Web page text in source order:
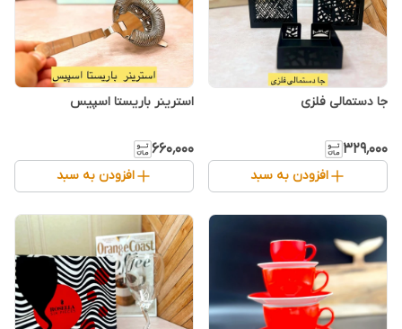
جا دستمالی فلزی
۳۲۹٬۰۰۰
افزودن به سبد
استرینر باریستا اسپیس
۶۶۰٬۰۰۰
افزودن به سبد